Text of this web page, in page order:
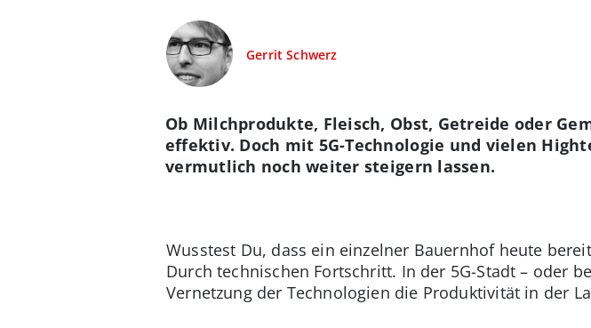
Gerrit Schwerz
Ob Milchprodukte, Fleisch, Obst, Getreide oder
effektiv. Doch mit 5G-Technologie und vielen
vermutlich noch weiter steigern lassen.
Wusstest Du, dass ein einzelner Bauernhof heute
Durch technischen Fortschritt. In der 5G-Stadt – oder
Vernetzung der Technologien die Produktivität in der